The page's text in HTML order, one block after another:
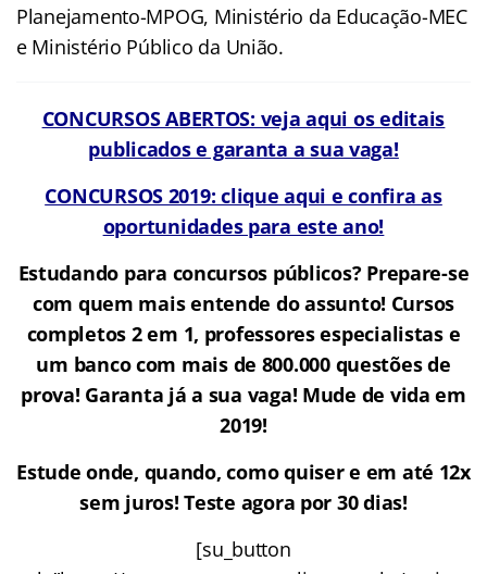
Planejamento-MPOG, Ministério da Educação-MEC
e Ministério Público da União.
CONCURSOS ABERTOS: veja aqui os editais
publicados e garanta a sua vaga!
CONCURSOS 2019: clique aqui e confira as
oportunidades para este ano!
Estudando para concursos públicos? Prepare-se
com quem mais entende do assunto! Cursos
completos 2 em 1, professores especialistas e
um banco com mais de 800.000 questões de
prova! Garanta já a sua vaga! Mude de vida em
2019!
Estude onde, quando, como quiser e em até 12x
sem juros! Teste agora por 30 dias!
[su_button